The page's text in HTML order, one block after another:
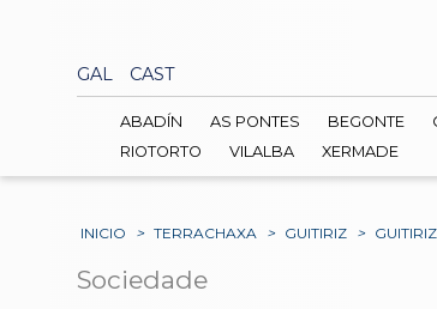
GAL CAST
ABADÍN AS PONTES BEGONTE
RIOTORTO
VILALBA XERMADE
INICIO > TERRACHAXA > GUITIRIZ >
Sociedade